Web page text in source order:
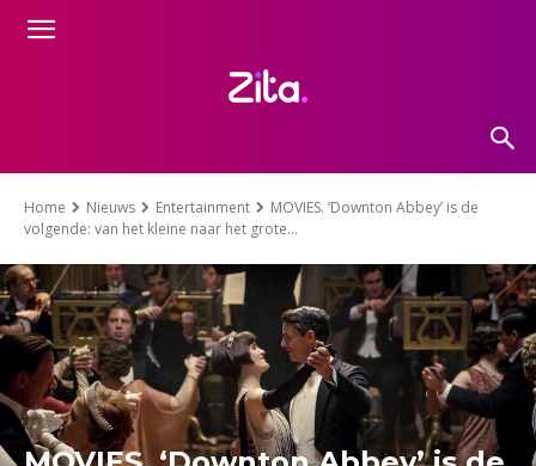
Home Nieuws Entertainment
MOVIES. ‘Downton Abbey’ is de
volgende: van het kleine naar het grote...